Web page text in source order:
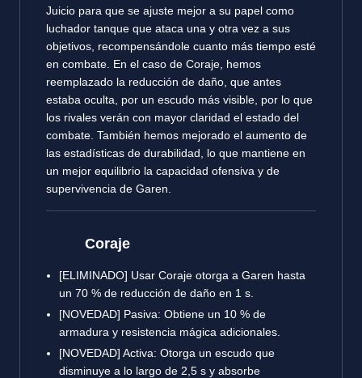
Juicio para que se ajuste mejor a su papel como
luchador tanque que ataca una y otra vez a sus
objetivos, recompensándole cuanto más tiempo esté
en combate. En el caso de Coraje, hemos
reemplazado la reducción de daño, que antes
estaba oculta, por un escudo más visible, por lo que
los rivales verán con mayor claridad el estado del
combate. También hemos mejorado el aumento de
las estadísticas de durabilidad, lo que mantiene en
un mejor equilibrio la capacidad ofensiva y de
supervivencia de Garen.
Coraje
[ELIMINADO] Usar Coraje otorga a Garen hasta
un 70 % de reducción de daño en 1 s.
[NOVEDAD] Pasiva: Obtiene un 10 % de
armadura y resistencia mágica adicionales.
[NOVEDAD] Activa: Otorga un escudo que
disminuye a lo largo de 2,5 s y absorbe